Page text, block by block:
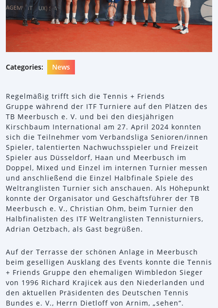
Categories: News
Regelmäßig trifft sich die Tennis + Friends
Gruppe während der ITF Turniere auf den Plätzen des
TB Meerbusch e. V. und bei den diesjährigen
Kirschbaum International am 27. April 2024 konnten
sich die Teilnehmer vom Verbandsliga Senioren/innen
Spieler, talentierten Nachwuchsspieler und Freizeit
Spieler aus Düsseldorf, Haan und Meerbusch im
Doppel, Mixed und Einzel im internen Turnier messen
und anschließend die Einzel Halbfinale Spiele des
Weltranglisten Turnier sich anschauen. Als Höhepunkt
konnte der Organisator und Geschäftsführer der TB
Meerbusch e. V., Christian Ohm, beim Turnier den
Halbfinalisten des ITF Weltranglisten Tennisturniers,
Adrian Oetzbach, als Gast begrüßen.
Auf der Terrasse der schönen Anlage in Meerbusch
beim geselligen Ausklang des Events konnte die Tennis
+ Friends Gruppe den ehemaligen Wimbledon Sieger
von 1996 Richard Krajicek aus den Niederlanden und
den aktuellen Präsidenten des Deutschen Tennis
Bundes e. V., Herrn Dietloff von Arnim, „sehen“.